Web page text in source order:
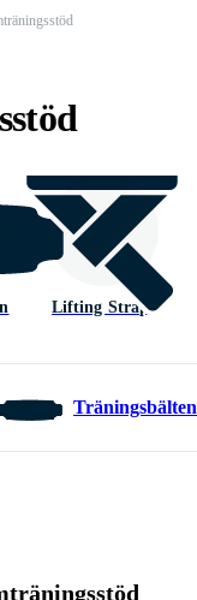
Lifting Straps
Träningsbälten